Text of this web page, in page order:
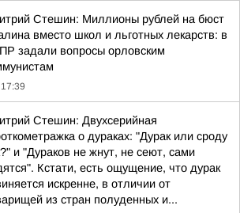
Стешин: Миллионы рублей на бюст
вместо школ и льготных лекарств: в
задали вопросы орловским
17:39
Стешин: Двухсерийная
о дураках: "Дурак или сроду
и "Дураков не жнут, не сеют, сами
Кстати, есть ощущение, что дурак
искренне, в отличии от
из стран полуденных и...